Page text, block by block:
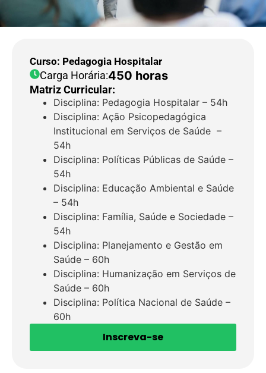
Curso: Pedagogia Hospitalar
Carga Horária:450 horas
Matriz Curricular:
Disciplina: Pedagogia Hospitalar – 54h
Disciplina: Ação Psicopedagógica
Institucional em Serviços de Saúde –
54h
Disciplina: Políticas Públicas de Saúde –
54h
Disciplina: Educação Ambiental e Saúde
– 54h
Disciplina: Família, Saúde e Sociedade –
54h
Disciplina: Planejamento e Gestão em
Saúde – 60h
Disciplina: Humanização em Serviços de
Saúde – 60h
Disciplina: Política Nacional de Saúde –
60h
Inscreva-se